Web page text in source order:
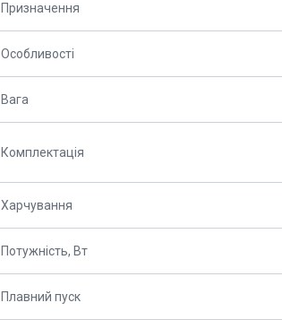
Призначення
Особливості
Вага
Комплектація
Харчування
Потужність, Вт
Плавний пуск